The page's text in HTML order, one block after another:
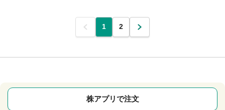
前 1 2 次
株アプリで注文